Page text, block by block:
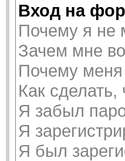
Вход на
Почему я не
Зачем мне
Почему меня
Как
Я забыл
Я
Я был